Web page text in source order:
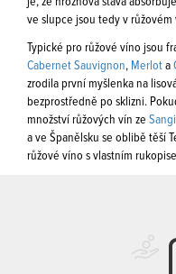
ve slupce jsou tedy v
Typické pro růžové víno jsou
Cabernet Sauvignon, Merlot a
zrodila první myšlenka na
bezprostředně po sklizni.
množství růžových vín ze
a ve Španělsku se oblibě těší
růžové víno s vlastním